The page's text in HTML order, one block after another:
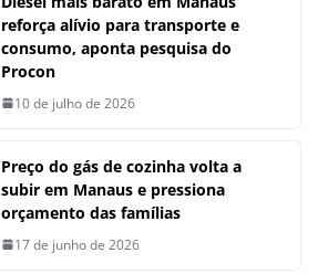
reforça alívio para transporte e
consumo, aponta pesquisa do
Procon
10 de julho de 2026
Preço do gás de cozinha volta a
subir em Manaus e pressiona
orçamento das famílias
17 de junho de 2026